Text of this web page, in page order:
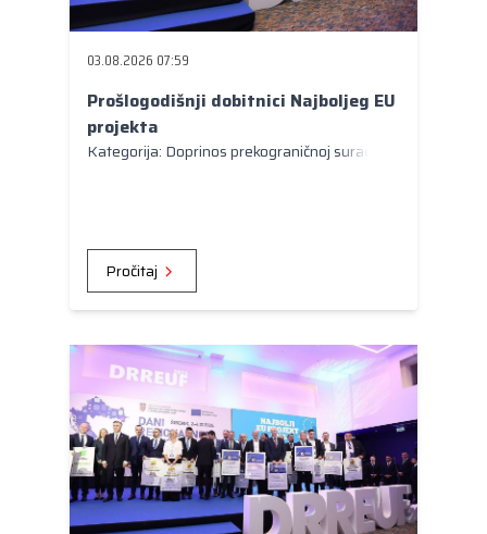
Europe
Europski odbor regija
03.08.2026 07:59
Prošlogodišnji dobitnici Najboljeg EU
projekta
Kategorija: Doprinos prekograničnoj suradnji
Pročitaj